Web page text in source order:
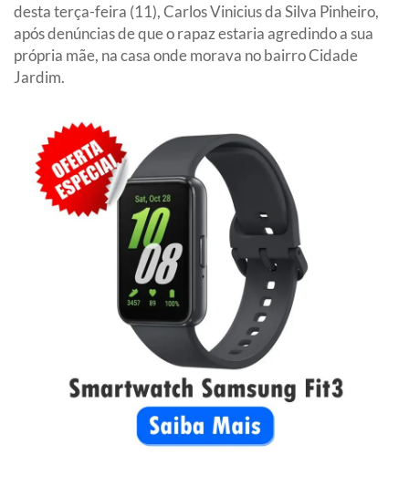
desta terça-feira (11), Carlos Vinicius da Silva Pinheiro,
após denúncias de que o rapaz estaria agredindo a sua
própria mãe, na casa onde morava no bairro Cidade
Jardim.